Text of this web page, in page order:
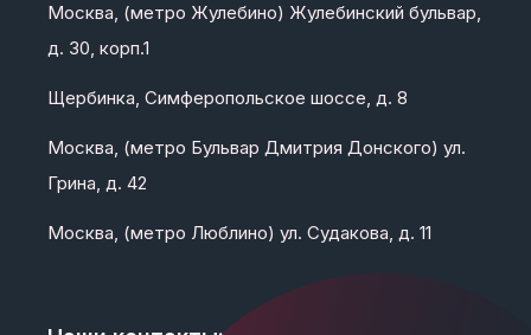
Москва, (метро Жулебино) Жулебинский бульвар,
д. 30, корп.1
Щербинка, Симферопольское шоссе, д. 8
Москва, (метро Бульвар Дмитрия Донского) ул.
Грина, д. 42
Москва, (метро Люблино) ул. Судакова, д. 11